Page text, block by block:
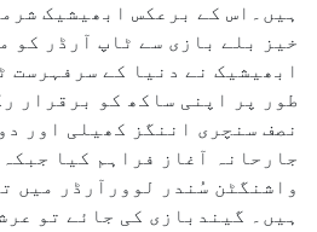
ہیں۔اس کے برعکس ابھیشیک
خیز بلے بازی سے ٹاپ آرڈر کو
طور پر اپنی ساکھ کو برقرار
نصف سنچری اننگز کھیلی اور
جارحانہ آغاز فراہم کیا
واشنگٹن سُندر لوورآرڈر میں
ہیں۔ گیندبازی کی جائے تو